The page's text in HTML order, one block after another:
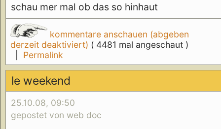
schau mer mal ob das so hinhaut
kommentare anschauen (abgeben
derzeit deaktiviert) ( 4481 mal angeschaut )
Permalink
le weekend
25.10.08, 09:50
gepostet von web doc